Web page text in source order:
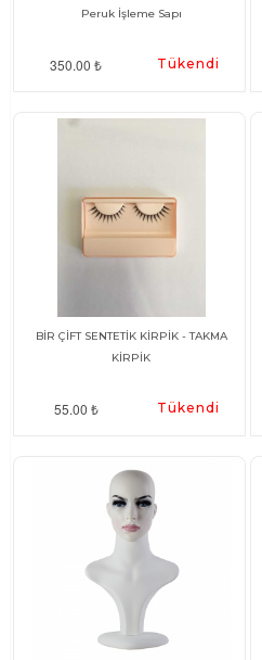
Peruk İşleme Sapı
350.00 ₺ Tükendi
BİR ÇİFT SENTETİK KİRPİK - TAKMA
KİRPİK
55.00 ₺ Tükendi